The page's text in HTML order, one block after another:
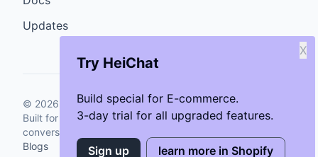
Try HeiChat
Build special for E-commerce.
3-day trial for all upgraded features.
X
Sign up learn more in Shopify
Updates
© 2026 GenCybers Inc. All rights reserved.
Built for storefronts that want faster answers and cleaner
conversions.
Blogs